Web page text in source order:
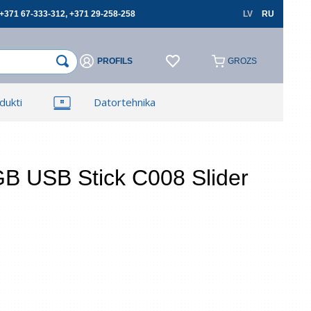
67-333-312, +371 29-258-258 LV RU
PROFILS
Reģistrēties
Reģistrēties
GROZS
Datortehnika
USB Stick C008 Slider